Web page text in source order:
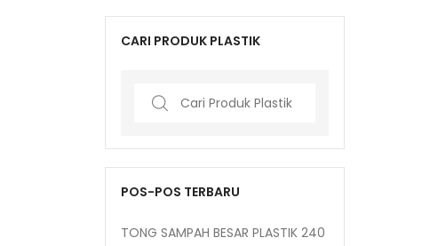
CARI PRODUK PLASTIK
Search
POS-POS TERBARU
TONG SAMPAH BESAR PLASTIK 240